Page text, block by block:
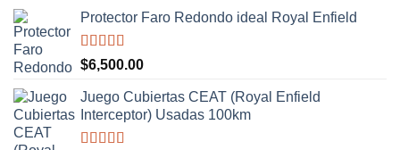
Protector Faro Redondo ideal Royal Enfield
Valorado
con
5
$6,500.00
Juego Cubiertas CEAT (Royal Enfield
Interceptor) Usadas 100km